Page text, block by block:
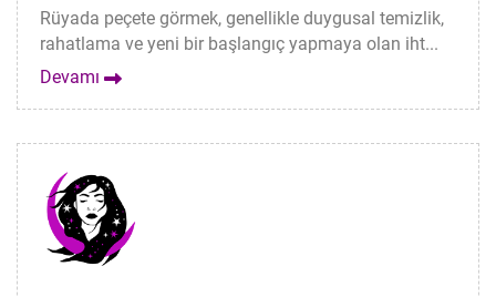
Rüyada peçete görmek, genellikle duygusal temizlik,
rahatlama ve yeni bir başlangıç yapmaya olan iht...
Devamı